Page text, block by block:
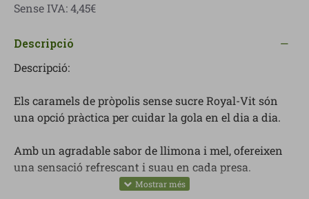
Sense IVA: 4,45€
Descripció
Descripció:
Els caramels de pròpolis sense sucre Royal-Vit són
una opció pràctica per cuidar la gola en el dia a dia.
Amb un agradable sabor de llimona i mel, ofereixen
una sensació refrescant i suau en cada presa.